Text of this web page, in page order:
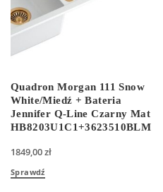
Quadron Morgan 111 Snow
White/Miedź + Bateria
Jennifer Q-Line Czarny Mat
HB8203U1C1+3623510BLM
1849,00zł
Sprawdź